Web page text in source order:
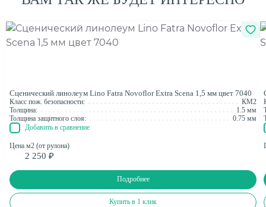
Сценический линолеум Lino Fatra Novoflor Extra Scena 1,5 мм цвет 7040
Класс пож. безопасности:
КМ2
Толщина:
1.5 мм
Толщина защитного слоя:
0.75 мм
Добавить в сравнение
Цена м2 (от рулона)
2 250 ₽
Подробнее
Купить в 1 клик